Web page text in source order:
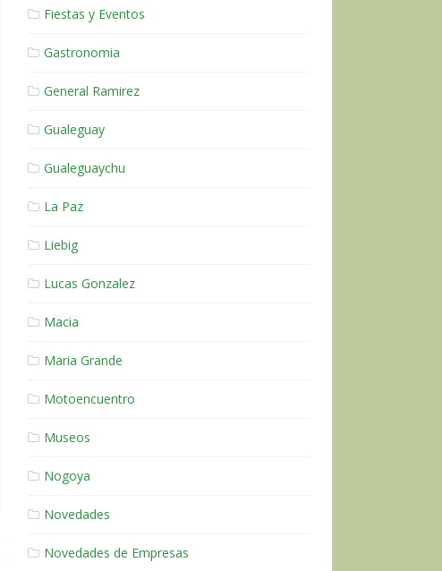
Fiestas y Eventos
Gastronomia
General Ramirez
Gualeguay
Gualeguaychu
La Paz
Liebig
Lucas Gonzalez
Macia
Maria Grande
Motoencuentro
Museos
Nogoya
Novedades
Novedades de Empresas